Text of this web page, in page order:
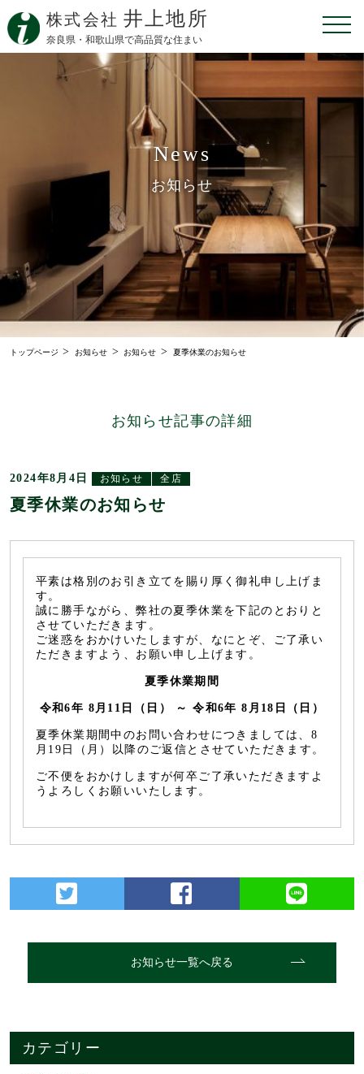
株式会社 井上地所
奈良県・和歌山県で高品質な住まい
News
お知らせ
トップページ >お知らせ >お知らせ > 夏季休業のお知らせ
お知らせ記事の詳細
2024年8月4日 お知らせ 全店
夏季休業のお知らせ
平素は格別のお引き立てを賜り厚く御礼申し上げま
す。
誠に勝手ながら、弊社の夏季休業を下記のとおりと
させていただきます。
ご迷惑をおかけいたしますが、なにとぞ、ご了承い
ただきますよう、お願い申し上げます。
夏季休業期間
令和6年 8月11日（日 ） ～ 令和6年 8月18日（日）
夏季休業期間中のお問い合わせにつきましては、8
月19日（月）以降のご返信とさせていただきます。
ご不便をおかけしますが何卒ご了承いただきますよ
うよろしくお願いいたします。
お知らせ一覧へ戻る
カテゴリー